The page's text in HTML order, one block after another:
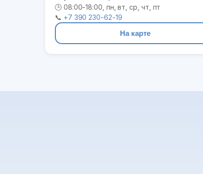
🕒 08:00-18:00, пн, вт, ср, чт, пт
📞 +7 390 230-62-19
На карте